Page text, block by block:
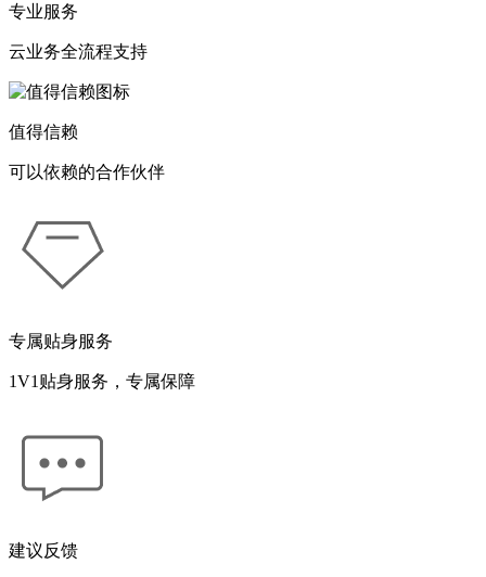
专业服务
云业务全流程支持
值得信赖
可以依赖的合作伙伴
专属贴身服务
1V1贴身服务，专属保障
建议反馈